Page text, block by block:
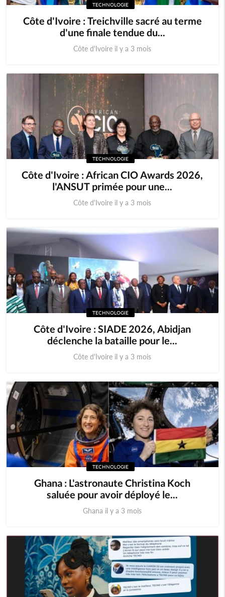
TECHNOLOGIE
Côte d'Ivoire : Treichville sacré au terme
d'une finale tendue du...
Côte d'Ivoire il y a 3 mois
TECHNOLOGIE
Côte d'Ivoire : African CIO Awards 2026,
l'ANSUT primée pour une...
Côte d'Ivoire il y a 3 mois
TECHNOLOGIE
Côte d'Ivoire : SIADE 2026, Abidjan
déclenche la bataille pour le...
Côte d'Ivoire il y a 3 mois
TECHNOLOGIE
Ghana : L'astronaute Christina Koch
saluée pour avoir déployé le...
Ghana il y a 3 mois